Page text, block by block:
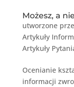
Możesz, a
utworzone
Artykuły
Artykuły
Ocenianie
informacji